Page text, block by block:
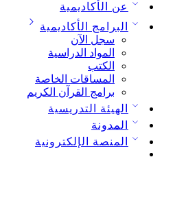
عن الأكاديمية
البرامج الأكاديمية
سجل الآن
المواد الدراسية
الكتب
المساقات الخاصة
برامج القرآن الكريم
الهيئة التدريسية
المدونة
المنصة الإلكترونية